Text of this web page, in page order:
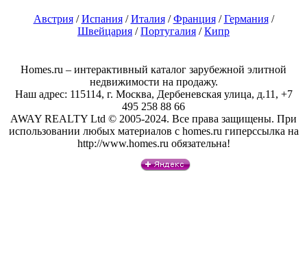
Австрия/Испания/Италия/Франция/Германия/
Швейцария /Португалия /Кипр
Homes.ru – интерактивный каталог зарубежной элитной
недвижимости на продажу.
Наш адрес: 115114, г. Москва, Дербеневская улица, д.11, +7
495 258 88 66
AWAY REALTY Ltd © 2005-2024. Все права защищены. При
использовании любых материалов с homes.ru гиперссылка на
http://www.homes.ru обязательна!